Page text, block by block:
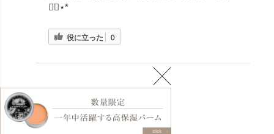
◡̈⃝︎⋆︎*
役に立った 0
ご購入者様